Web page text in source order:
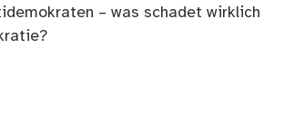
– was schadet wirklich